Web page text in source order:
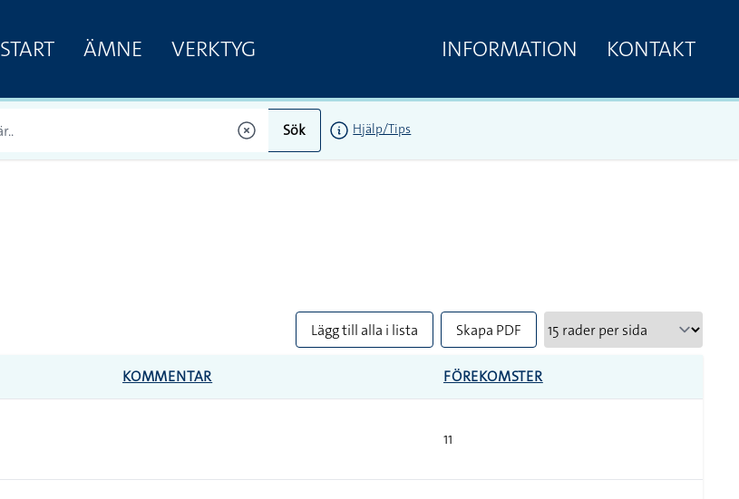
START ÄMNE VERKTYG INFORMATION KONTAKT
Sök Hjälp/Tips
Lägg till alla i lista Skapa PDF
KOMMENTAR FÖREKOMSTER
11